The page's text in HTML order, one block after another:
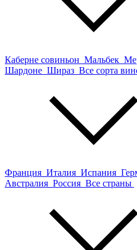
Каберне совиньон Мальбек
Шардоне Шираз Все сорта
Франция Италия Испания
Австралия Россия Все страны